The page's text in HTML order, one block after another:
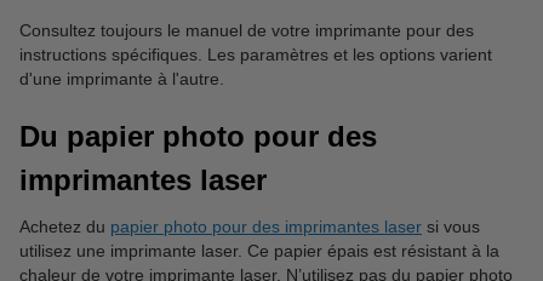
Consultez toujours le manuel de votre imprimante pour des
instructions spécifiques. Les paramètres et les options varient
d'une imprimante à l'autre.
Du papier photo pour des
imprimantes laser
Achetez du papier photo pour des imprimantes laser si vous
utilisez une imprimante laser. Ce papier épais est résistant à la
chaleur de votre imprimante laser. N’utilisez pas du papier photo